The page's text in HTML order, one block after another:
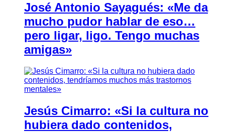
José Antonio Sayagués: «Me da
mucho pudor hablar de eso…
pero ligar, ligo. Tengo muchas
amigas»
Jesús Cimarro: «Si la cultura no
hubiera dado contenidos,